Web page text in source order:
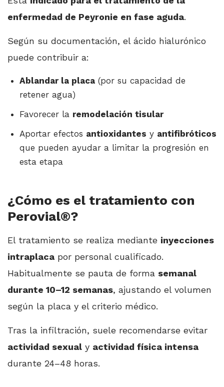
enfermedad de Peyronie en fase aguda.
Según su documentación, el ácido hialurónico
puede contribuir a:
Ablandar la placa(por su capacidad de
retener agua)
Favorecer la remodelación tisular
Aportar efectos antioxidantes y antifibróticos
que pueden ayudar a limitar la progresión en
esta etapa
¿Cómo es el tratamiento con
Perovial®?
El tratamiento se realiza mediante inyecciones
intraplaca por personal cualificado.
Habitualmente se pauta de forma semanal
durante 10–12 semanas, ajustando el volumen
según la placa y el criterio médico.
Tras la infiltración, suele recomendarse evitar
actividad sexual y actividad física intensa
durante 24–48 horas.